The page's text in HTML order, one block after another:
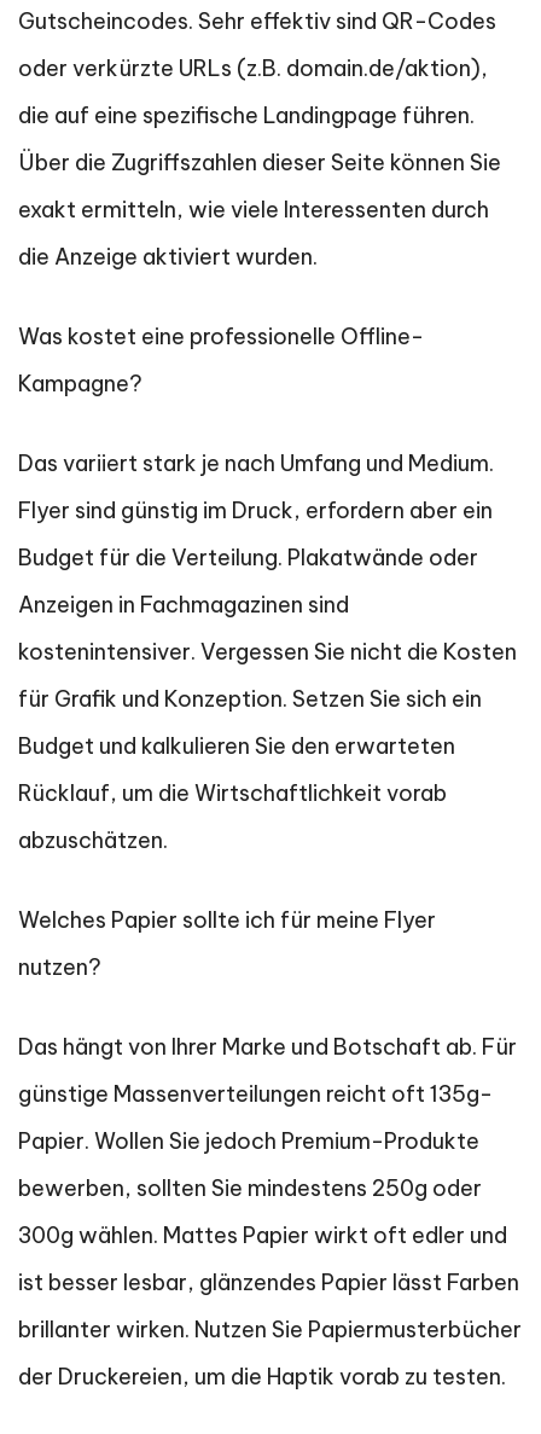
Gutscheincodes. Sehr effektiv sind QR-Codes
oder verkürzte URLs (z.B. domain.de/aktion),
die auf eine spezifische Landingpage führen.
Über die Zugriffszahlen dieser Seite können Sie
exakt ermitteln, wie viele Interessenten durch
die Anzeige aktiviert wurden.
Was kostet eine professionelle Offline-
Kampagne?
Das variiert stark je nach Umfang und Medium.
Flyer sind günstig im Druck, erfordern aber ein
Budget für die Verteilung. Plakatwände oder
Anzeigen in Fachmagazinen sind
kostenintensiver. Vergessen Sie nicht die Kosten
für Grafik und Konzeption. Setzen Sie sich ein
Budget und kalkulieren Sie den erwarteten
Rücklauf, um die Wirtschaftlichkeit vorab
abzuschätzen.
Welches Papier sollte ich für meine Flyer
nutzen?
Das hängt von Ihrer Marke und Botschaft ab. Für
günstige Massenverteilungen reicht oft 135g-
Papier. Wollen Sie jedoch Premium-Produkte
bewerben, sollten Sie mindestens 250g oder
300g wählen. Mattes Papier wirkt oft edler und
ist besser lesbar, glänzendes Papier lässt Farben
brillanter wirken. Nutzen Sie Papiermusterbücher
der Druckereien, um die Haptik vorab zu testen.